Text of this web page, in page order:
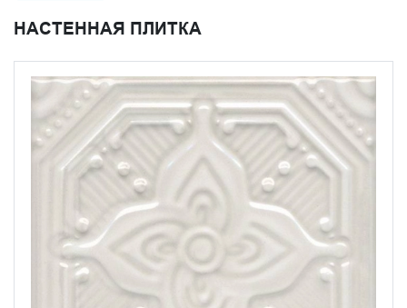
НАСТЕННАЯ ПЛИТКА